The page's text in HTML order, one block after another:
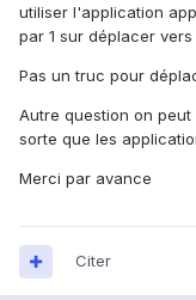
utiliser l'application
par 1 sur déplacer vers
Pas un truc pour
Autre question on
sorte que les
Merci par avance
Citer